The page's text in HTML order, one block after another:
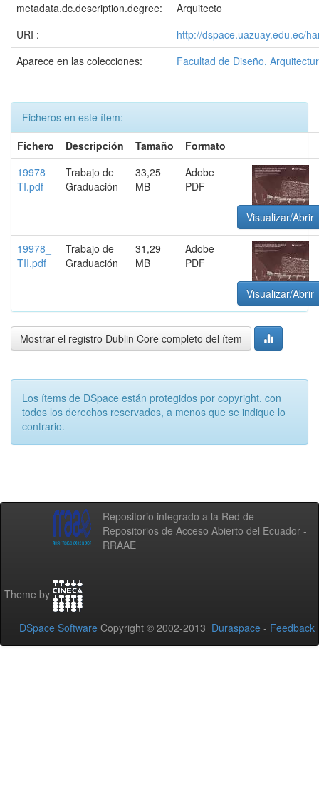
metadata.dc.description.degree:
Arquitecto
URI :
http://dspace.uazuay.edu.ec/
Aparece en las colecciones:
Facultad de Diseño,
Ficheros en este ítem:
Fichero
Descripción Tamaño
Formato
19978_
TI.pdf
Trabajo de
Graduación
33,25
MB
Adobe
PDF
Visualizar/Abrir
19978_
TII.pdf
Trabajo de
Graduación
31,29
MB
Adobe
PDF
Visualizar/Abrir
Mostrar el registro Dublin Core completo del ítem
Los ítems de DSpace están protegidos por copyright, con
todos los derechos reservados, a menos que se indique lo
contrario.
Repositorio integrado a la Red de
Repositorios de Acceso Abierto del Ecuador -
RRAAE
Theme by
DSpace Software Copyright © 2002-2013 Duraspace - Feedback